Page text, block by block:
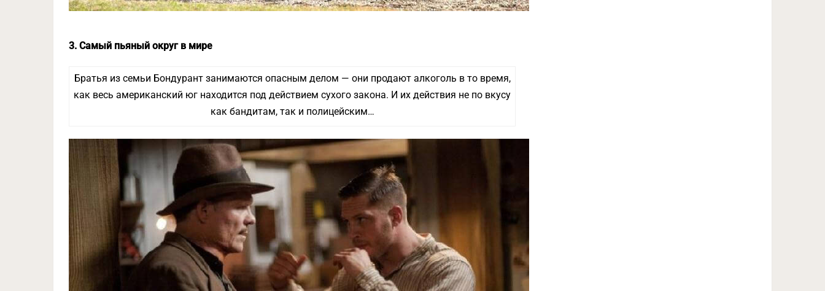
3. Самый пьяный округ в мире
Братья из семьи Бондурант занимаются опасным делом — они продают алкоголь в то время,
как весь американский юг находится под действием сухого закона. И их действия не по вкусу
как бандитам, так и полицейским…